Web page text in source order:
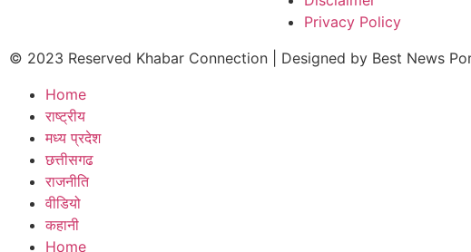
Privacy Policy
© 2023 Reserved Khabar Connection | Designed by Best News
Home
राष्ट्रीय
मध्य प्रदेश
छत्तीसगढ
राजनीति
वीडियो
कहानी
Home